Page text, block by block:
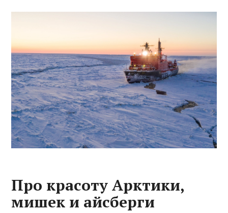
Про красоту Арктики,
мишек и айсберги